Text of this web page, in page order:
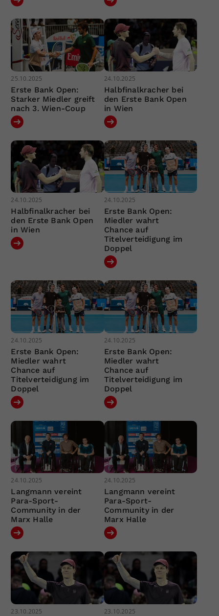
25.10.2025
Erste Bank Open:
Starker Miedler greift
nach 3. Wien-Coup
24.10.2025
Halbfinalkracher bei
den Erste Bank Open
in Wien
24.10.2025
Halbfinalkracher bei
den Erste Bank Open
in Wien
24.10.2025
Erste Bank Open:
Miedler wahrt
Chance auf
Titelverteidigung im
Doppel
24.10.2025
Erste Bank Open:
Miedler wahrt
Chance auf
Titelverteidigung im
Doppel
24.10.2025
Erste Bank Open:
Miedler wahrt
Chance auf
Titelverteidigung im
Doppel
24.10.2025
Langmann vereint
Para-Sport-
Community in der
Marx Halle
24.10.2025
Langmann vereint
Para-Sport-
Community in der
Marx Halle
23.10.2025 23.10.2025